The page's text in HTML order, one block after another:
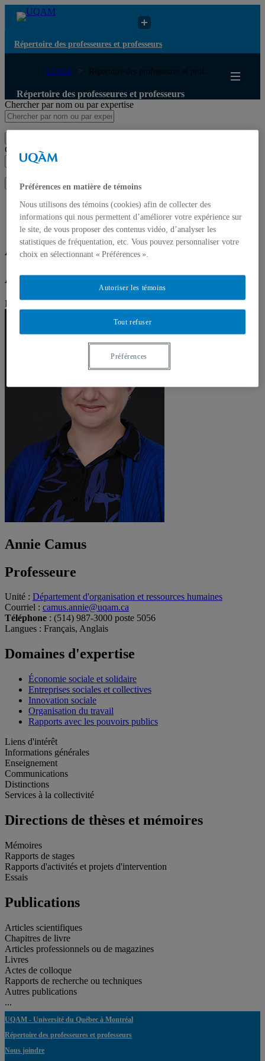
Répertoire des professeures et professeurs
UQAM Répertoire des professeures et prof...
Répertoire des professeures et professeurs
Chercher par nom ou par expertise
Chercher par nom ou par expertise
Soumettre la recherche
Liste des professeures et professeurs par départements et
écoles
Mettre à jour votre fiche
Annie Camus
Annie Camus
Professeure
Annie Camus
Professeure
Unité : Département d'organisation et ressources humaines
Courriel : camus.annie@uqam.ca
Téléphone : (514) 987-3000 poste 5056
Langues : Français, Anglais
Domaines d'expertise
Économie sociale et solidaire
Entreprises sociales et collectives
Innovation sociale
Organisation du travail
Rapports avec les pouvoirs publics
Liens d'intérêt
Informations générales
Enseignement
Communications
Distinctions
Services à la collectivité
Directions de thèses et mémoires
Mémoires
Rapports de stages
Rapports d'activités et projets d'intervention
Essais
Publications
Articles scientifiques
Chapitres de livre
Articles professionnels ou de magazines
Livres
Actes de colloque
Rapports de recherche ou techniques
Autres publications
...
UQAM - Université du Québec à Montréal
Répertoire des professeures et professeurs
Nous joindre
Préférences en matière de témoins
Nous utilisons des témoins (cookies) afin de collecter des
informations qui nous permettent d’améliorer votre expérience sur
le site, de vous proposer des contenus vidéo, d’analyser les
statistiques de fréquentation, etc. Vous pouvez personnaliser votre
choix en sélectionnant « Préférences ».
Tout refuser
Autoriser les témoins
Préférences